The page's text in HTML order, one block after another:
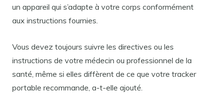
un appareil qui s’adapte à votre corps conformément
aux instructions fournies.
Vous devez toujours suivre les directives ou les
instructions de votre médecin ou professionnel de la
santé, même si elles diffèrent de ce que votre tracker
portable recommande, a-t-elle ajouté.